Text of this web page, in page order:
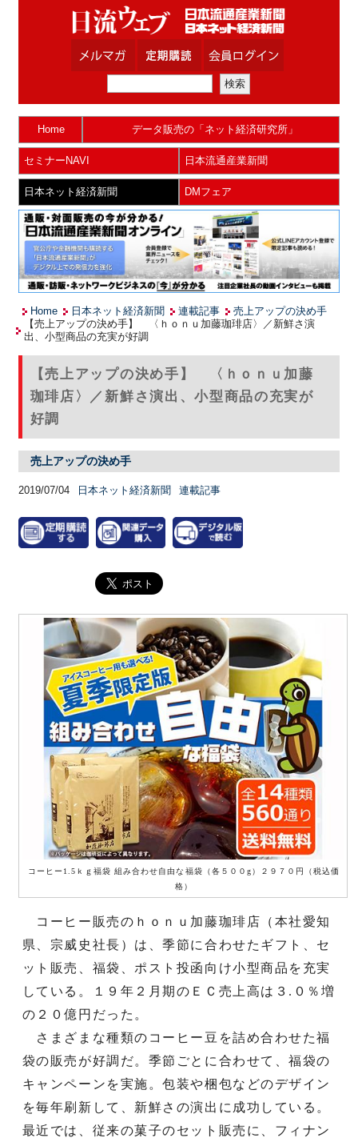
Home データ販売の「ネット経済研究所」
セミナーNAVI 日本流通産業新聞
日本ネット経済新聞 DMフェア
Home 日本ネット経済新聞 連載記事
売上アップの決め手
【売上アップの決め手】 〈ｈｏｎｕ加藤珈琲店〉／新鮮さ演
出、小型商品の充実が好調
【売上アップの決め手】 〈ｈｏｎｕ加藤
珈琲店〉／新鮮さ演出、小型商品の充実が
好調
売上アップの決め手
2019/07/04 日本ネット経済新聞 連載記事
コーヒー1.5ｋｇ福袋 組み合わせ自由な福袋（各５００g）２９７０円（税込価
格）
コーヒー販売のｈｏｎｕ加藤珈琲店（本社愛知
県、宗威史社長）は、季節に合わせたギフト、セ
ット販売、福袋、ポスト投函向け小型商品を充実
している。１９年２月期のＥＣ売上高は３.０％増
の２０億円だった。
さまざまな種類のコーヒー豆を詰め合わせた福
袋の販売が好調だ。季節ごとに合わせて、福袋の
キャンペーンを実施。包装や梱包などのデザイン
を毎年刷新して、新鮮さの演出に成功している。
最近では、従来の菓子のセット販売に、フィナン